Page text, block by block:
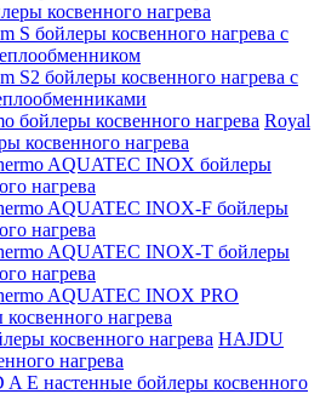
косвенного нагрева
S бойлеры косвенного нагрева с
S2 бойлеры косвенного нагрева с
Royal
косвенного нагрева
AQUATEC INOX бойлеры
нагрева
AQUATEC INOX-F бойлеры
нагрева
AQUATEC INOX-T бойлеры
нагрева
AQUATEC INOX PRO
нагрева
HAJDU
нагрева
A E настенные бойлеры косвенного